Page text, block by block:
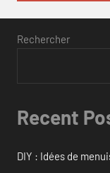
Rechercher
Recent
DIY : Idées de